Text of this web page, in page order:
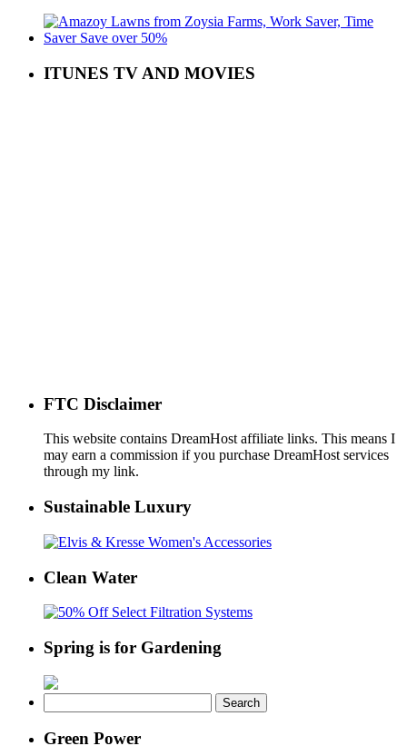
ITUNES TV AND MOVIES
FTC Disclaimer
This website contains DreamHost affiliate links. This means I
may earn a commission if you purchase DreamHost services
through my link.
Sustainable Luxury
Clean Water
Spring is for Gardening
for:
Green Power